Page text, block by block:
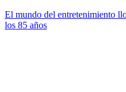
El mundo del entretenimiento
los 85 años